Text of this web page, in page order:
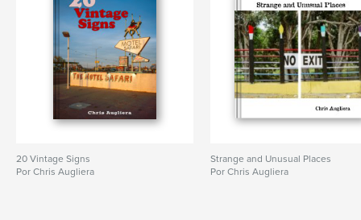
20 Vintage Signs
Por Chris Augliera
Strange and Unusual Places
Por Chris Augliera